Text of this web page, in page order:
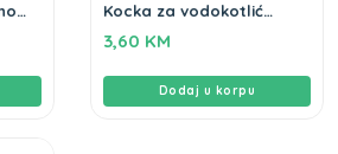
Kocka za vodokotlić
3,60 KM
Dodaj u korpu